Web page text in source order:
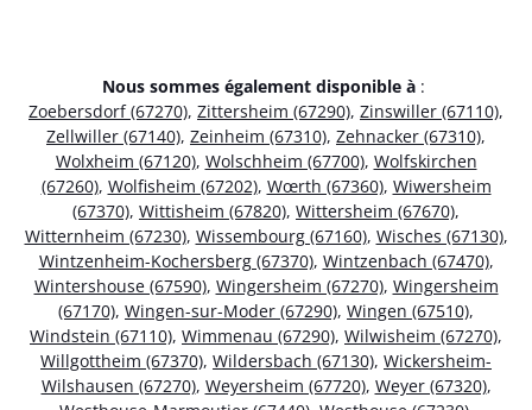
Nous sommes également disponible à :
Zoebersdorf (67270), Zittersheim (67290), Zinswiller (67110),
Zellwiller (67140), Zeinheim (67310), Zehnacker (67310),
Wolxheim (67120), Wolschheim (67700), Wolfskirchen
(67260), Wolfisheim (67202), Wœrth (67360), Wiwersheim
(67370), Wittisheim (67820), Wittersheim (67670),
Witternheim (67230), Wissembourg (67160), Wisches (67130),
Wintzenheim-Kochersberg (67370), Wintzenbach (67470),
Wintershouse (67590), Wingersheim (67270), Wingersheim
(67170), Wingen-sur-Moder (67290), Wingen (67510),
Windstein (67110), Wimmenau (67290), Wilwisheim (67270),
Willgottheim (67370), Wildersbach (67130), Wickersheim-
Wilshausen (67270), Weyersheim (67720), Weyer (67320),